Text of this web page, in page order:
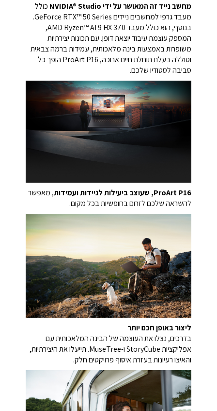
מחשב נייד זה המאושר על ידי NVIDIA® Studio
כולל
מעבד גרפי למחשבים ניידים GeForce RTX™ 50 Series.
בנוסף, הוא כולל מעבד AMD Ryzen™ AI 9 HX 370,
המספק עוצמת עיבוד יוצאת דופן. עם תכונות יצירתיות
משופרות באמצעות בינה מלאכותית, עמידות ברמה צבאית
וסוללה בעלת תוחלת חיים ארוכה, ProArt P16 הופך כל
סביבה לסטודיו שלכם.
ProArt P16, שעוצב ביעילות לניידות ועמידות
, מאפשר
להשראה שלכם לזרום בחופשיות בכל מקום.
ליצור באופן חכם יותר
בדרכים, נצלו את העוצמה של הבינה המלאכותית עם
אפליקציות StoryCube ו-MuseTree. תייעלו את היצירתיות,
והאיצו רעיונות בעזרת איסוף פרויקטים חלק.